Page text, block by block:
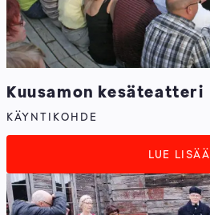
Kuusamon kesäteatteri
KÄYNTIKOHDE
LUE LISÄÄ